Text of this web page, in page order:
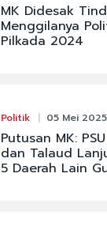
MK Didesak
Menggilanya
Pilkada 2024
Politik 05 Mei
Putusan MK:
dan Talaud
5 Daerah Lain